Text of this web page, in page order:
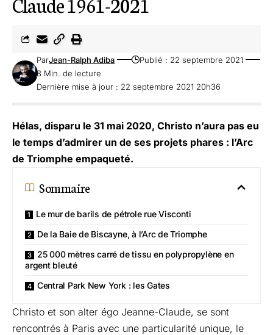
Dernière mise à jour : 22 septembre 2021 20h36
ParJean-Ralph Adiba
Publié : 22 septembre 2021
8 Min. de lecture
Hélas, disparu le 31 mai 2020, Christo n’aura pas eu
le temps d’admirer un de ses projets phares : l’Arc
de Triomphe empaqueté.
Sommaire
Le mur de barils de pétrole rue Visconti
De la Baie de Biscayne, à l’Arc de Triomphe
25 000 mètres carré de tissu en polypropylène en
argent bleuté
Central Park New York : les Gates
Christo et son alter égo Jeanne-Claude, se sont
rencontrés à Paris avec une particularité unique, le